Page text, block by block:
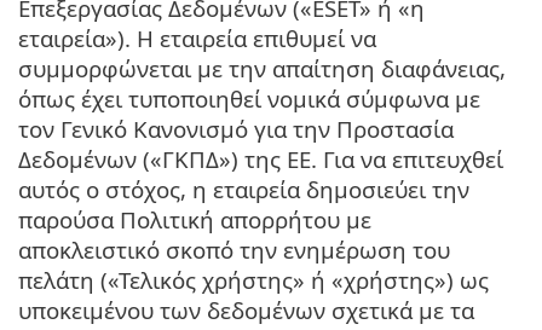
Επεξεργασίας Δεδομένων («ESET» ή «η
εταιρεία»). Η εταιρεία επιθυμεί να
συμμορφώνεται με την απαίτηση διαφάνειας,
όπως έχει τυποποιηθεί νομικά σύμφωνα με
τον Γενικό Κανονισμό για την Προστασία
Δεδομένων («ΓΚΠΔ») της ΕΕ. Για να επιτευχθεί
αυτός ο στόχος, η εταιρεία δημοσιεύει την
παρούσα Πολιτική απορρήτου με
αποκλειστικό σκοπό την ενημέρωση του
πελάτη («Τελικός χρήστης» ή «χρήστης») ως
υποκειμένου των δεδομένων σχετικά με τα